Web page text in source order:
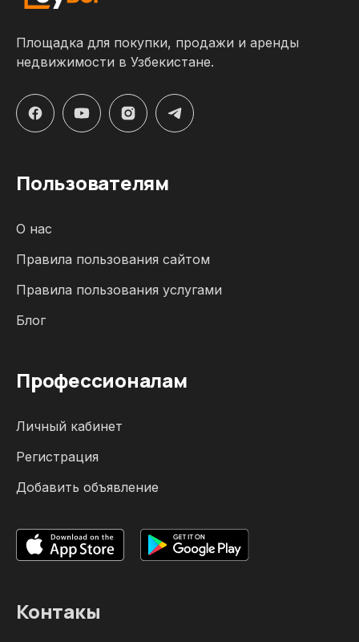
Площадка для покупки, продажи и аренды
недвижимости в Узбекистане.
Пользователям
О нас
Правила пользования сайтом
Правила пользования услугами
Блог
Профессионалам
Личный кабинет
Регистрация
Добавить объявление
Контакы